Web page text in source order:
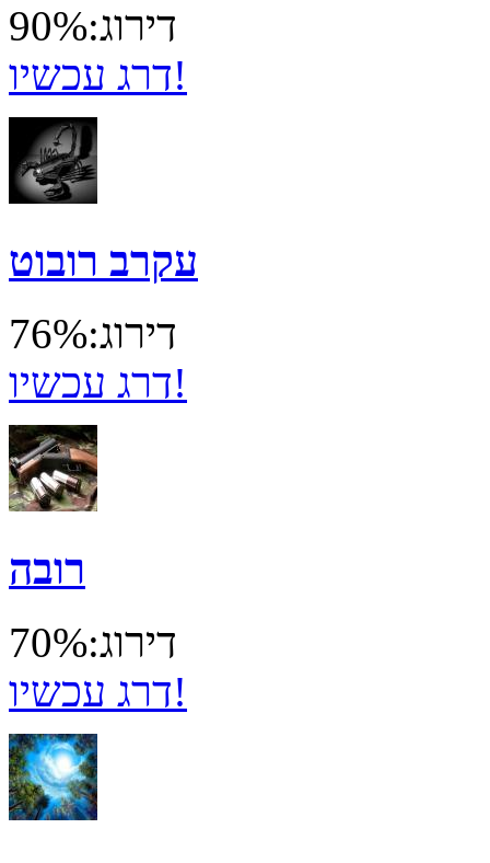
דירוג:90%
דרג עכשיו!
עקרב רובוט
דירוג:76%
דרג עכשיו!
רובה
דירוג:70%
דרג עכשיו!